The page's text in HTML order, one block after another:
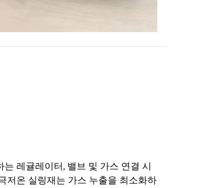
레귤레이터, 밸브 및 가스 연결 시
저온 실링재는 가스 누출을 최소화하